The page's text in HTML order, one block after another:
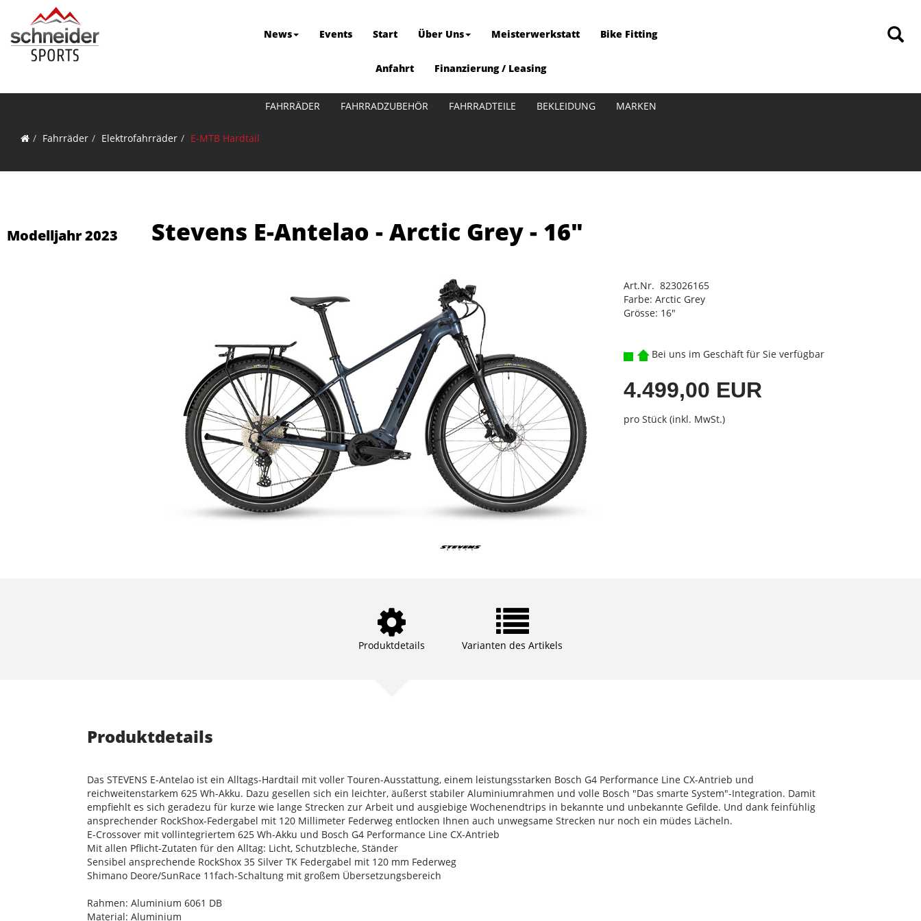
News Events Start Über Uns Meisterwerkstatt Bike Fitting
Anfahrt Finanzierung / Leasing
FAHRRÄDER FAHRRADZUBEHÖR FAHRRADTEILE BEKLEIDUNG MARKEN
Fahrräder Elektrofahrräder E-MTB Hardtail
Modelljahr 2023 Stevens E-Antelao - Arctic Grey - 16"
Art.Nr. 823026165
Farbe: Arctic Grey
Grösse: 16"
Bei uns im Geschäft für Sie verfügbar
4.499,00 EUR
pro Stück (inkl. MwSt.)
Produktdetails Varianten des Artikels
Produktdetails
Das STEVENS E-Antelao ist ein Alltags-Hardtail mit voller Touren-Ausstattung, einem leistungsstarken Bosch G4 Performance Line CX-Antrieb und
reichweitenstarkem 625 Wh-Akku. Dazu gesellen sich ein leichter, äußerst stabiler Aluminiumrahmen und volle Bosch "Das smarte System"-Integration. Damit
empfiehlt es sich geradezu für kurze wie lange Strecken zur Arbeit und ausgiebige Wochenendtrips in bekannte und unbekannte Gefilde. Und dank feinfühlig
ansprechender RockShox-Federgabel mit 120 Millimeter Federweg entlocken Ihnen auch unwegsame Strecken nur noch ein müdes Lächeln.
E-Crossover mit vollintegriertem 625 Wh-Akku und Bosch G4 Performance Line CX-Antrieb
Mit allen Pflicht-Zutaten für den Alltag: Licht, Schutzbleche, Ständer
Sensibel ansprechende RockShox 35 Silver TK Federgabel mit 120 mm Federweg
Shimano Deore/SunRace 11fach-Schaltung mit großem Übersetzungsbereich
Rahmen: Aluminium 6061 DB
Material: Aluminium